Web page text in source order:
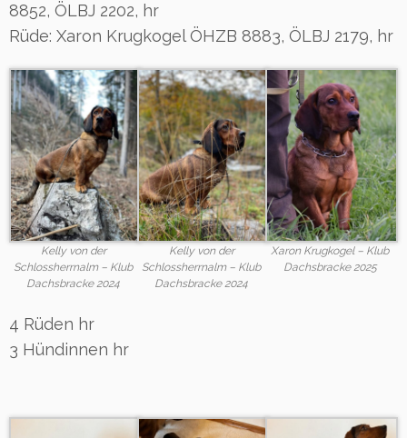
8852, ÖLBJ 2202, hr
Rüde: Xaron Krugkogel ÖHZB 8883, ÖLBJ 2179, hr
Kelly von der
Schlossherrnalm – Klub
Dachsbracke 2024
Kelly von der
Schlossherrnalm – Klub
Dachsbracke 2024
Xaron Krugkogel – Klub
Dachsbracke 2025
4 Rüden hr
3 Hündinnen hr